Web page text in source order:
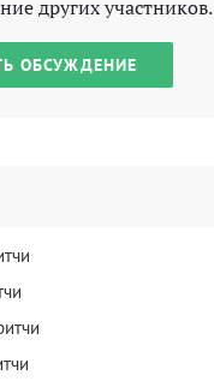
других участников.
ОБСУЖДЕНИЕ